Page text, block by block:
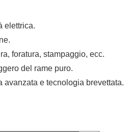
elettrica.
foratura, stampaggio, ecc.
del rame puro.
avanzata e tecnologia brevettata.